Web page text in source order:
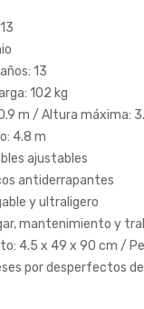
13
102 kg
m / Altura máxima:
4.8 m
ajustables
antiderrapantes
y ultraligero
mantenimiento y
4.5 x 49 x 90 cm /
por desperfectos